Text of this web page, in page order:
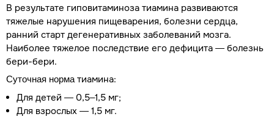
В результате гиповитаминоза тиамина развиваются
тяжелые нарушения пищеварения, болезни сердца,
ранний старт дегенеративных заболеваний мозга.
Наиболее тяжелое последствие его дефицита — болезнь
бери-бери.
Суточная норматиамина:
Для детей — 0,5–1,5 мг;
Для взрослых — 1,5 мг.